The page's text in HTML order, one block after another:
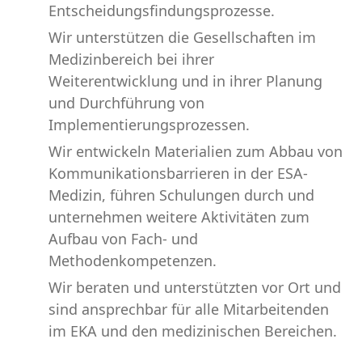
Entscheidungsfindungsprozesse.
Wir unterstützen die Gesellschaften im
Medizinbereich bei ihrer
Weiterentwicklung und in ihrer Planung
und Durchführung von
Implementierungsprozessen.
Wir entwickeln Materialien zum Abbau von
Kommunikationsbarrieren in der ESA-
Medizin, führen Schulungen durch und
unternehmen weitere Aktivitäten zum
Aufbau von Fach- und
Methodenkompetenzen.
Wir beraten und unterstützten vor Ort und
sind ansprechbar für alle Mitarbeitenden
im EKA und den medizinischen Bereichen.